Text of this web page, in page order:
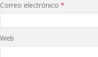
Correo electrónico *
Web